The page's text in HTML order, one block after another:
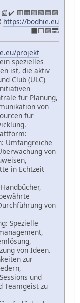
📰✔️ 🟥🟧🟨🟩🟦🟪
https://bodhie.eu
⬛️⬜️🟪🔜
projekt
spezielles
ist, die aktiv
Club (ULC)
für Planung,
von
für
Umfangreiche
von
in Echtzeit
von
Spezielle
von Ideen.
zur
und
Teamgeist zu